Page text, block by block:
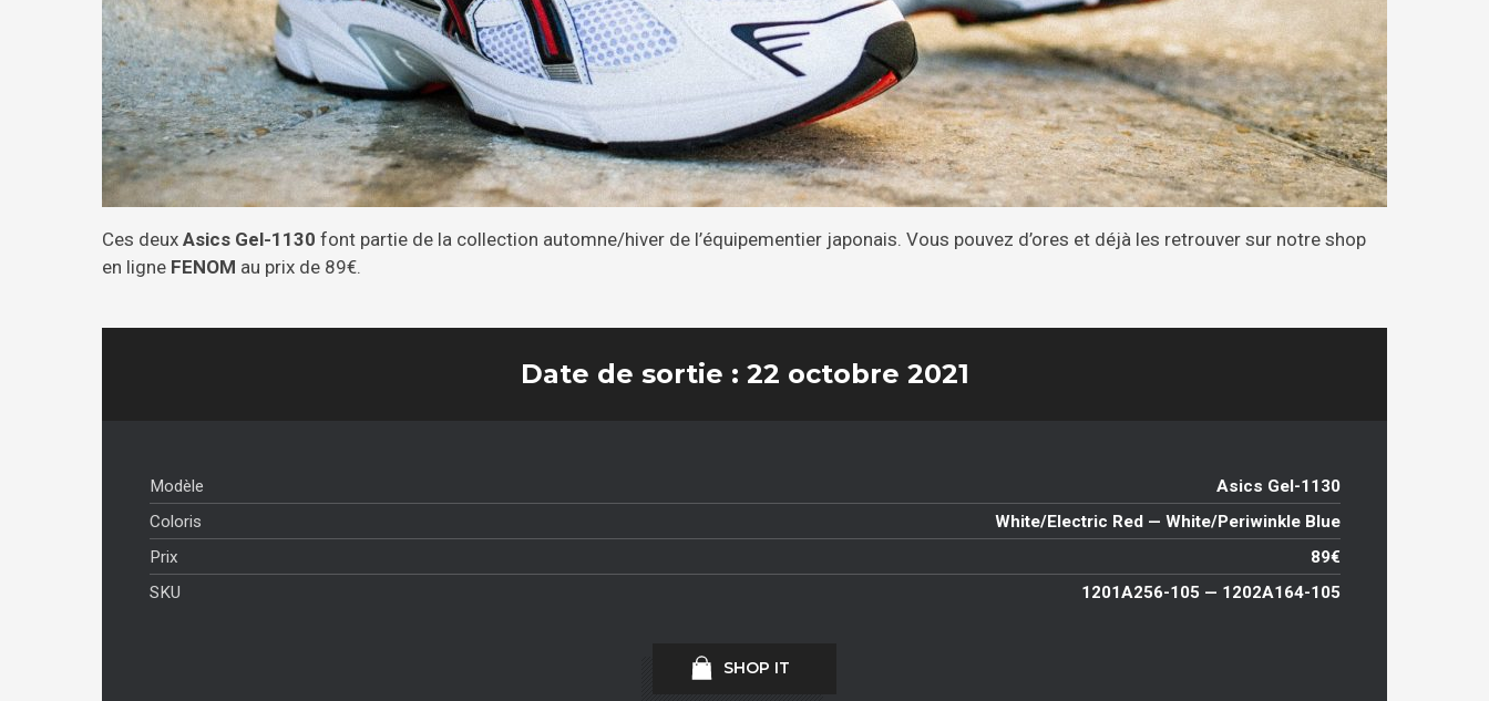
Ces deux Asics Gel-1130 font partie de la collection automne/hiver de l’équipementier japonais. Vous pouvez d’ores et déjà les retrouver sur notre shop
en ligne FENOM au prix de 89€.
Date de sortie : 22 octobre 2021
Modèle
Asics Gel-1130
Coloris
White/Electric Red — White/Periwinkle Blue
Prix
89€
SKU
1201A256-105 — 1202A164-105
SHOP IT